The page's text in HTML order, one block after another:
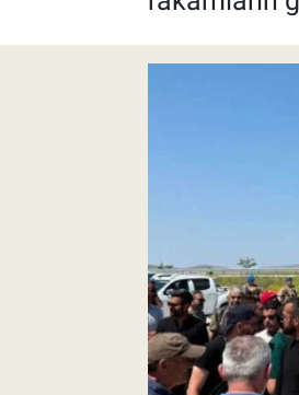
Pankobirlik
Dünyada Tarım
Üretici Birlikleri
Şeker ve Şekerli Mamüller